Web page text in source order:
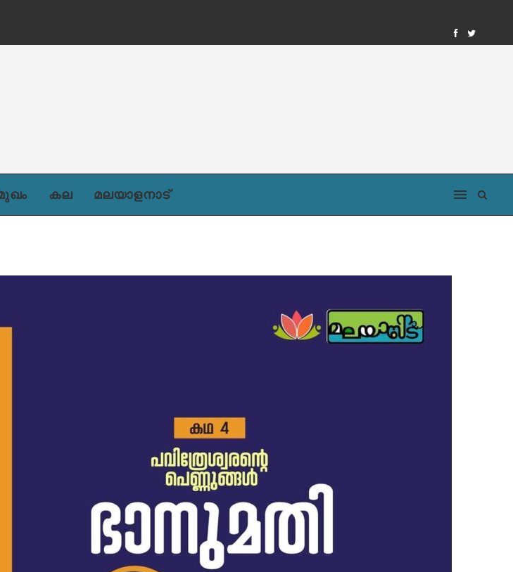
കല മലയാളനാട്